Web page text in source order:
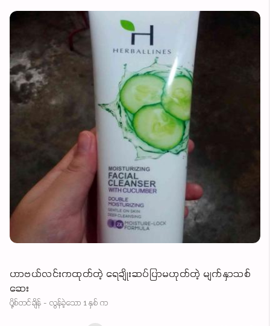
ဟာဗယ်လင်းကထုတ်တဲ့ ရေချိုးဆပ်ပြာမဟုတ်တဲ့ မျက်နှာသစ်
ဆေး
ပို့စ်တင်ချိန် - လွန်ခဲ့သော 1 နှစ် က